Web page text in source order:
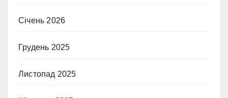
Січень 2026
Грудень 2025
Листопад 2025